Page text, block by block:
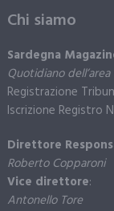
Chi siamo
Sardegna
Quotidiano
Registrazione
Iscrizione Registro
Direttore
Roberto Copparoni
Vice direttore:
Antonello Tore